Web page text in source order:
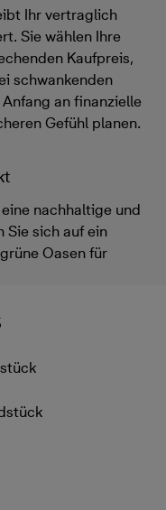
Ihr vertraglich
Sie wählen Ihre
Kaufpreis,
schwankenden
an finanzielle
Gefühl planen.
nachhaltige und
Sie sich auf ein
Oasen für